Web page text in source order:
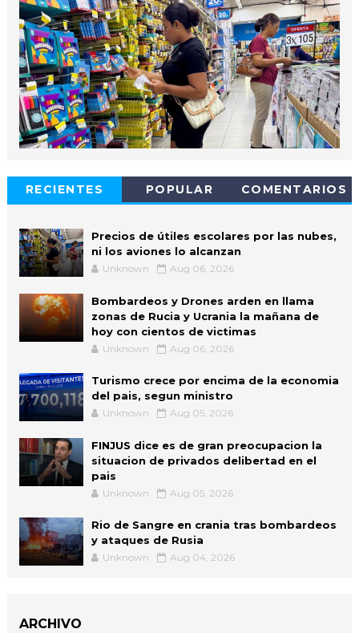
RECIENTES POPULAR COMENTARIOS
Precios de útiles escolares por las nubes,
ni los aviones lo alcanzan
Unknown Aug 06, 2026
Bombardeos y Drones arden en llama
zonas de Rucia y Ucrania la mañana de
hoy con cientos de victimas
Unknown Aug 06, 2026
Turismo crece por encima de la economia
del pais, segun ministro
Unknown Aug 05, 2026
FINJUS dice es de gran preocupacion la
situacion de privados delibertad en el
pais
Unknown Aug 05, 2026
Rio de Sangre en crania tras bombardeos
y ataques de Rusia
Unknown Aug 04, 2026
ARCHIVO